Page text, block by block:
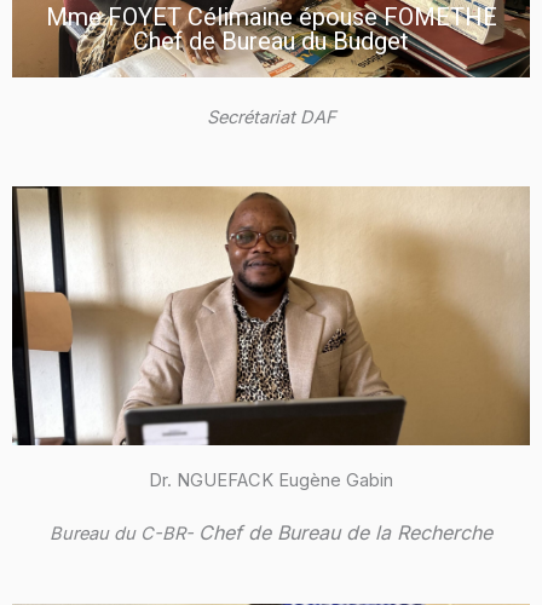
Mme FOYET Célimaine épouse FOMETHE
Chef de Bureau du Budget
Secrétariat DAF
Dr. NGUEFACK Eugène Gabin
Bureau du C-BR- Chef de Bureau de la Recherche